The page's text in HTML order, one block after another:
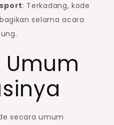
: Terkadang, kode
selama acara
secara umum